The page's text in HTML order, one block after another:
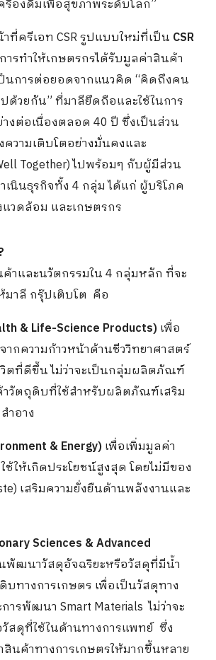
รื่องดื่มเพื่อสุขภาพระดับโลก”
ที่ครีเอท CSR รูปแบบใหม่ที่เป็น CSR
ารทำให้เกษตรกรได้รับมูลค่าสินค้า
นการต่อยอดจากแนวคิด “คิดถึงคน
ด้วยกัน” ที่มาลียึดถือและใช้ในการ
างต่อเนื่องตลอด 40 ปี ซึ่งเป็นส่วน
วามเติบโตอย่างมั่นคงและ
Together) ไปพร้อมๆ กับผู้มีส่วน
เนินธุรกิจทั้ง 4 กลุ่ม ได้แก่ ผู้บริโภค
วดล้อม และเกษตรกร
าและนวัตกรรมใน 4 กลุ่มหลัก ที่จะ
มาลี กรุ๊ปเติบโต คือ
& Life-Science Products)เพื่อ
ความก้าวหน้าด้านชีววิทยาศาสตร์
ตที่ดีขึ้น ไม่ว่าจะเป็นกลุ่มผลิตภัณฑ์
าวัตถุดิบที่ใช้สำหรับผลิตภัณฑ์เสริม
ำอาง
& Energy)เพื่อเพิ่มมูลค่า
ให้เกิดประโยชน์สูงสุด โดยไม่มีของ
เสริมความยั่งยืนด้านพลังงานและ
Sciences & Advanced
ฒนาวัสดุอัจฉริยะหรือวัสดุที่มีน้ำ
ทางการเกษตร เพื่อเป็นวัสดุทาง
ารพัฒนา Smart Materials ไม่ว่าจะ
สดุที่ใช้ในด้านทางการแพทย์ ซึ่ง
นค้าทางการเกษตรให้มากขึ้นหลาย